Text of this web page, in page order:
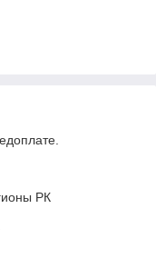
РК